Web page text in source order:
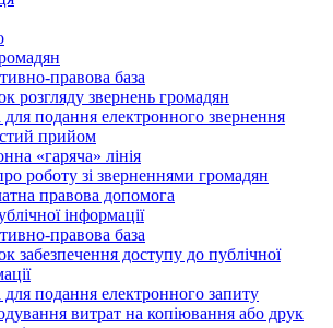
правова база
розгляду звернень громадян
подання електронного звернення
прийом
«гаряча» лінія
роботу зі зверненнями громадян
правова допомога
інформації
правова база
забезпечення доступу до публічної
подання електронного запиту
витрат на копіювання або друк